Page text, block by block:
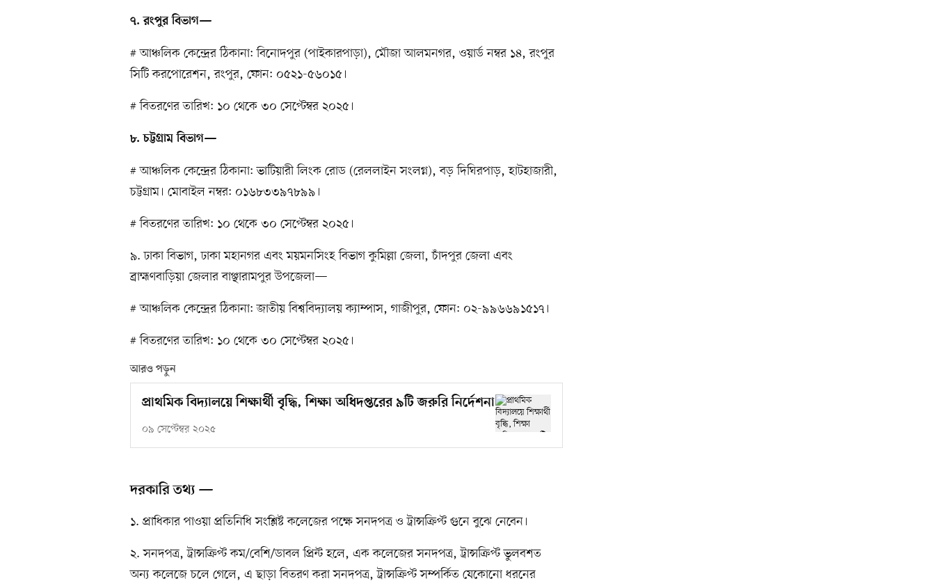
৭. রংপুর বিভাগ—
# আঞ্চলিক কেন্দ্রের ঠিকানা: বিনোদপুর (পাইকারপাড়া), মৌজা আলমনগর, ওয়ার্ড নম্বর ১৪, রংপুর
সিটি করপোরেশন, রংপুর, ফোন: ০৫২১-৫৬০১৫।
# বিতরণের তারিখ: ১০ থেকে ৩০ সেপ্টেম্বর ২০২৫।
৮. চট্টগ্রাম বিভাগ—
# আঞ্চলিক কেন্দ্রের ঠিকানা: ভাটিয়ারী লিংক রোড (রেললাইন সংলগ্ন), বড় দিঘিরপাড়, হাটহাজারী,
চট্টগ্রাম। মোবাইল নম্বর: ০১৬৮৩৩৯৭৮৯৯।
# বিতরণের তারিখ: ১০ থেকে ৩০ সেপ্টেম্বর ২০২৫।
৯. ঢাকা বিভাগ, ঢাকা মহানগর এবং ময়মনসিংহ বিভাগ কুমিল্লা জেলা, চাঁদপুর জেলা এবং
ব্রাহ্মণবাড়িয়া জেলার বাঞ্ছারামপুর উপজেলা—
# আঞ্চলিক কেন্দ্রের ঠিকানা: জাতীয় বিশ্ববিদ্যালয় ক্যাম্পাস, গাজীপুর, ফোন: ০২-৯৯৬৬৯১৫১৭।
# বিতরণের তারিখ: ১০ থেকে ৩০ সেপ্টেম্বর ২০২৫।
আরও পড়ুন
প্রাথমিক বিদ্যালয়ে শিক্ষার্থী বৃদ্ধি, শিক্ষা অধিদপ্তরের ৯টি জরুরি নির্দেশনা
০৯ সেপ্টেম্বর ২০২৫
দরকারি তথ্য —
১. প্রাধিকার পাওয়া প্রতিনিধি সংশ্লিষ্ট কলেজের পক্ষে সনদপত্র ও ট্রান্সক্রিপ্ট গুনে বুঝে নেবেন।
২. সনদপত্র, ট্রান্সক্রিপ্ট কম/বেশি/ডাবল প্রিন্ট হলে, এক কলেজের সনদপত্র, ট্রান্সক্রিপ্ট ভুলবশত
অন্য কলেজে চলে গেলে, এ ছাড়া বিতরণ করা সনদপত্র, ট্রান্সক্রিপ্ট সম্পর্কিত যেকোনো ধরনের